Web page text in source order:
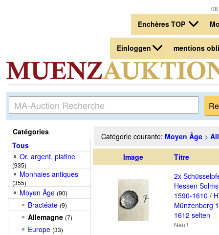
Enchères TOP
Einloggen mentions
Catégories
Tous
Or, argent, platine
(935)
Monnaies antiques
(355)
Moyen Âge (90)
Bractéate (9)
Allemagne (7)
Europe (33)
Catégorie courante: Moyen Âge >
Image
Titre
2x
Hessen
1590-1610 /
Münzenberg
1612 selten
Neuf!